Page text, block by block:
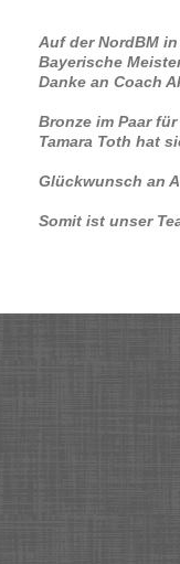
Auf der NordBM
Bayerische
Danke an Coach
Bronze im Paar
Tamara Toth hat
Glückwunsch an
Somit ist unser